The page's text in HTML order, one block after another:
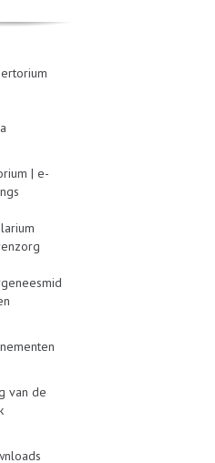
| e-
van de